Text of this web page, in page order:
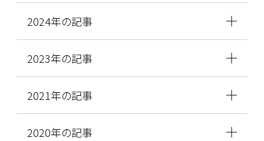
2024年の記事
2023年の記事
2021年の記事
2020年の記事